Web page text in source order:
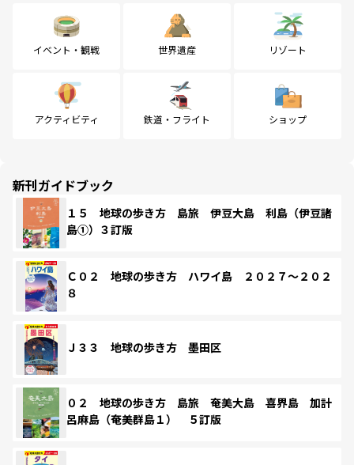
イベント・観戦 世界遺産 リゾート
アクティビティ 鉄道・フライト ショップ
新刊ガイドブック
１５ 地球の歩き方 島旅 伊豆大島 利島（伊豆諸
島①）３訂版
Ｃ０２ 地球の歩き方 ハワイ島 ２０２７～２０２
８
Ｊ３３ 地球の歩き方 墨田区
０２ 地球の歩き方 島旅 奄美大島 喜界島 加計
呂麻島（奄美群島１） ５訂版